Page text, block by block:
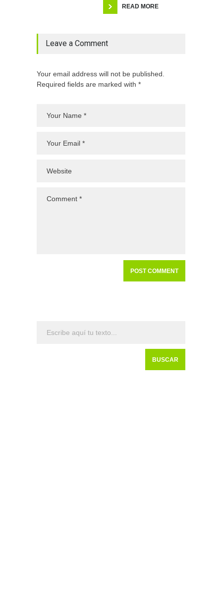
READ MORE
Leave a Comment
Your email address will not be published.
Required fields are marked with *